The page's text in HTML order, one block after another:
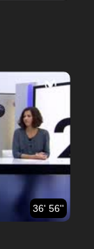
36' 56''